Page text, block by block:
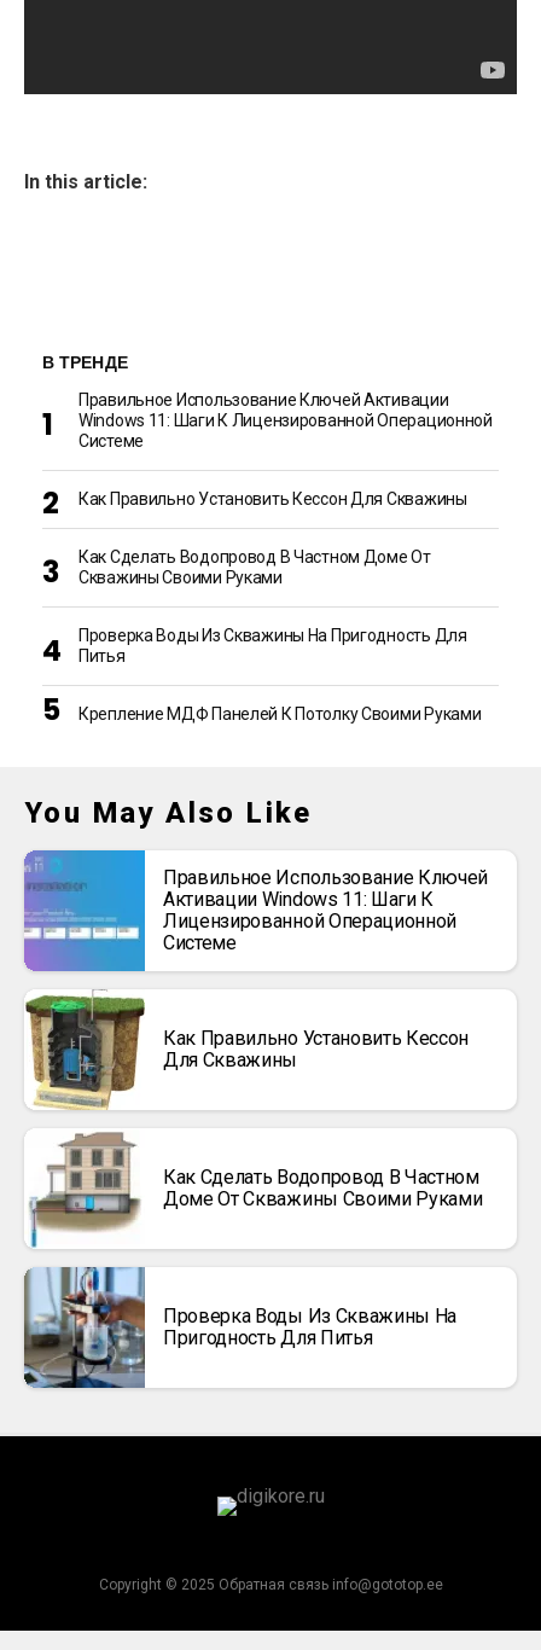
In this article:
В ТРЕНДЕ
Правильное Использование Ключей Активации
Windows 11: Шаги К Лицензированной Операционной
Системе
Как Правильно Установить Кессон Для Скважины
Как Сделать Водопровод В Частном Доме От
Скважины Своими Руками
Проверка Воды Из Скважины На Пригодность Для
Питья
Крепление МДФ Панелей К Потолку Своими Руками
You May Also Like
Правильное Использование Ключей
Активации Windows 11: Шаги К
Лицензированной Операционной
Системе
Как Правильно Установить Кессон
Для Скважины
Как Сделать Водопровод В Частном
Доме От Скважины Своими Руками
Проверка Воды Из Скважины На
Пригодность Для Питья
Copyright © 2025 Обратная связь info@gototop.ee